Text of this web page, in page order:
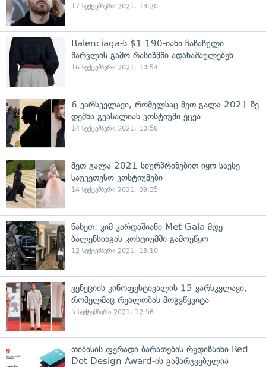
17 სექტემბერი 2021, 13:20
Balenciaga-ს $1 190-იანი ჩაჩაჩული
შარვლის გამო რასიზმში ადანაშაულებენ
16 სექტემბერი 2021, 10:54
6 ვარსკვლავი, რომელსაც მეთ გალა 2021-ზე
დემნა გვასალიას კოსტიუმი ეცვა
14 სექტემბერი 2021, 10:58
მეთ გალა 2021 სიურპრიზებით იყო სავსე —
საუკეთესო კოსტიუმები
14 სექტემბერი 2021, 09:35
ნახეთ: კიმ კარდაშიანი Met Gala-მდე
ბალენსიაგას კოსტიუმში გამოეწყო
12 სექტემბერი 2021, 13:10
ვენეციის კინოფესტივალის 15 ვარსკვლავი,
რომელმაც რეალობას მოგვწყვიტა
5 სექტემბერი 2021, 12:56
თიბისის ფერადი ბარათების რედიზაინი Red
Dot Design Award-ის გამარჯვებულია